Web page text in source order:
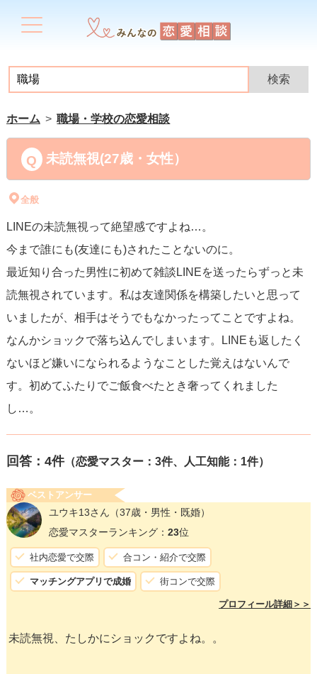
ホーム 職場・学校の恋愛相談
未読無視(27歳・女性）
全般
LINEの未読無視って絶望感ですよね…。
今まで誰にも(友達にも)されたことないのに。
最近知り合った男性に初めて雑談LINEを送ったらずっと未
読無視されています。私は友達関係を構築したいと思って
いましたが、相手はそうでもなかったってことですよね。
なんかショックで落ち込んでしまいます。LINEも返したく
ないほど嫌いになられるようなことした覚えはないんで
す。初めてふたりでご飯食べたとき奢ってくれました
し…。
回答： 4件（恋愛マスター：3件、人工知能：1件）
ベストアンサー
ユウキ13さん （37歳・男性・既婚）
恋愛マスターランキング： 23位
社内恋愛で交際 合コン・紹介で交際
マッチングアプリで成婚 街コンで交際
プロフィール詳細＞＞
未読無視、たしかにショックですよね。。